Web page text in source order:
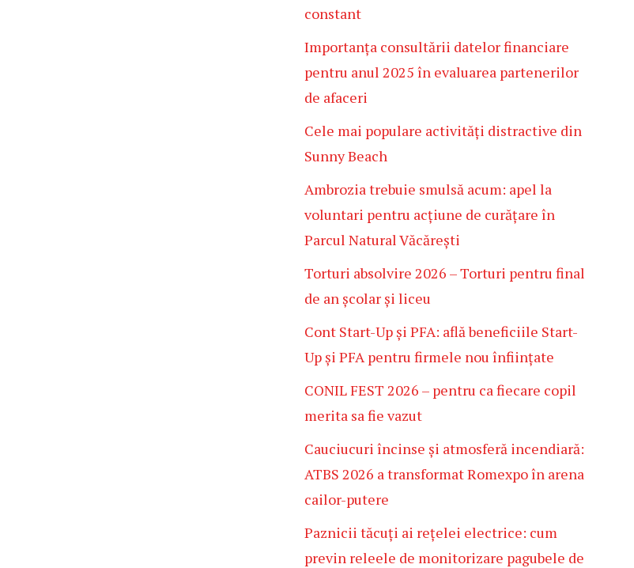
constant
Importanța consultării datelor financiare
pentru anul 2025 în evaluarea partenerilor
de afaceri
Cele mai populare activități distractive din
Sunny Beach
Ambrozia trebuie smulsă acum: apel la
voluntari pentru acțiune de curățare în
Parcul Natural Văcărești
Torturi absolvire 2026 – Torturi pentru final
de an școlar și liceu
Cont Start-Up și PFA: află beneficiile Start-
Up și PFA pentru firmele nou înființate
CONIL FEST 2026 – pentru ca fiecare copil
merita sa fie vazut
Cauciucuri încinse și atmosferă incendiară:
ATBS 2026 a transformat Romexpo în arena
cailor-putere
Paznicii tăcuți ai rețelei electrice: cum
previn releele de monitorizare pagubele de